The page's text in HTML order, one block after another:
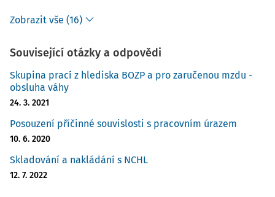
Zobrazit vše (16)
Související otázky a odpovědi
Skupina prací z hlediska BOZP a pro zaručenou mzdu -
obsluha váhy
24. 3. 2021
Posouzení příčinné souvislosti s pracovním úrazem
10. 6. 2020
Skladování a nakládání s NCHL
12. 7. 2022